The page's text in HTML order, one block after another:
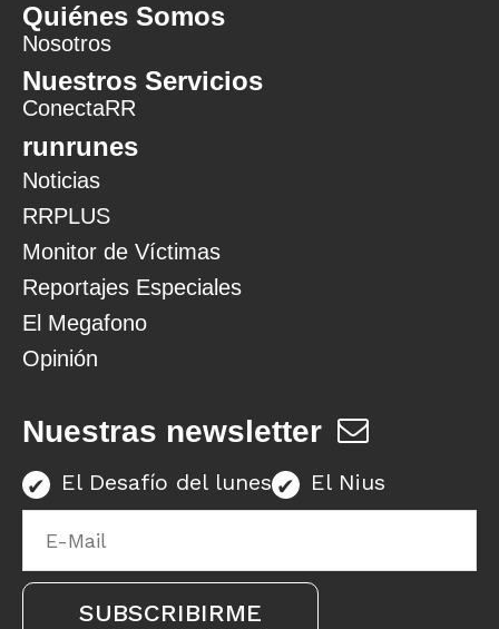
Quiénes Somos
Nosotros
Nuestros Servicios
ConectaRR
runrunes
Noticias
RRPLUS
Monitor de Víctimas
Reportajes Especiales
El Megafono
Opinión
Nuestras newsletter
El Desafío del lunes El Nius